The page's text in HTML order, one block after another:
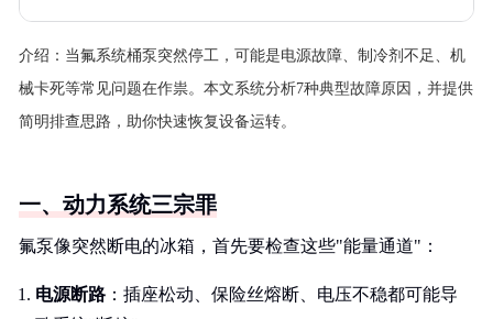
介绍： 当氟系统桶泵突然停工，可能是电源故障、制冷剂不足、机
械卡死等常见问题在作祟。本文系统分析7种典型故障原因，并提供
简明排查思路，助你快速恢复设备运转。
一、动力系统三宗罪
氟泵像突然断电的冰箱，首先要检查这些"能量通道"：
电源断路 ：插座松动、保险丝熔断、电压不稳都可能导